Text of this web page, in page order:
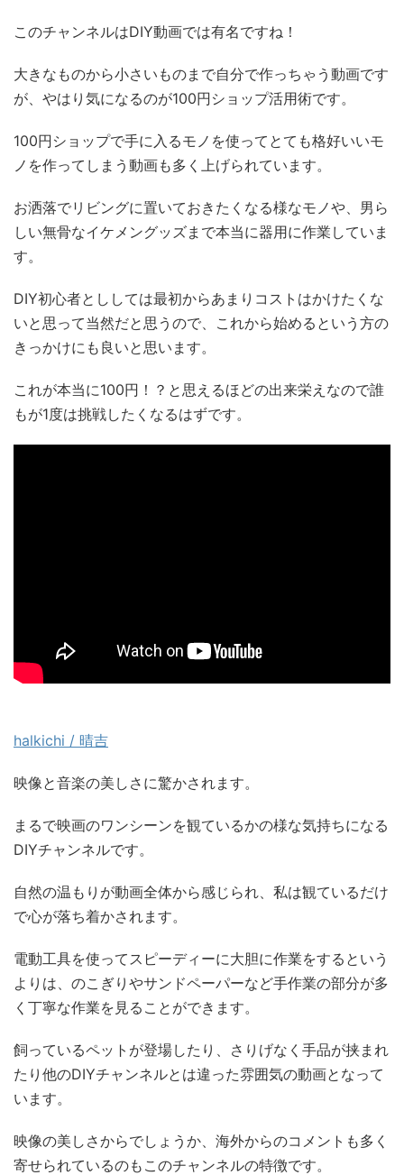
このチャンネルはDIY動画では有名ですね！
大きなものから小さいものまで自分で作っちゃう動画です
が、やはり気になるのが100円ショップ活用術です。
100円ショップで手に入るモノを使ってとても格好いいモ
ノを作ってしまう動画も多く上げられています。
お洒落でリビングに置いておきたくなる様なモノや、男ら
しい無骨なイケメングッズまで本当に器用に作業していま
す。
DIY初心者とししては最初からあまりコストはかけたくな
いと思って当然だと思うので、これから始めるという方の
きっかけにも良いと思います。
これが本当に100円！？と思えるほどの出来栄えなので誰
もが1度は挑戦したくなるはずです。
halkichi / 晴吉
映像と音楽の美しさに驚かされます。
まるで映画のワンシーンを観ているかの様な気持ちになる
DIYチャンネルです。
自然の温もりが動画全体から感じられ、私は観ているだけ
で心が落ち着かされます。
電動工具を使ってスピーディーに大胆に作業をするという
よりは、のこぎりやサンドペーパーなど手作業の部分が多
く丁寧な作業を見ることができます。
飼っているペットが登場したり、さりげなく手品が挟まれ
たり他のDIYチャンネルとは違った雰囲気の動画となって
います。
映像の美しさからでしょうか、海外からのコメントも多く
寄せられているのもこのチャンネルの特徴です。